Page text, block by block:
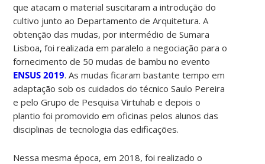
que atacam o material suscitaram a introdução do
cultivo junto ao Departamento de Arquitetura. A
obtenção das mudas, por intermédio de Sumara
Lisboa, foi realizada em paralelo a negociação para o
fornecimento de 50 mudas de bambu no evento
ENSUS 2019. As mudas ficaram bastante tempo em
adaptação sob os cuidados do técnico Saulo Pereira
e pelo Grupo de Pesquisa Virtuhab e depois o
plantio foi promovido em oficinas pelos alunos das
disciplinas de tecnologia das edificações.
Nessa mesma época, em 2018, foi realizado o